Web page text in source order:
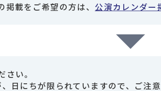
載をご希望の方は、 公演カレンダー
い。
日にちが限られていますので、ご注意